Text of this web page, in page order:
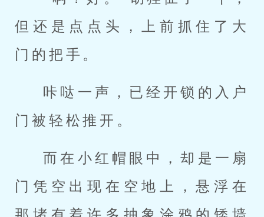
但还是点点头，上前抓住了大
门的把手。
咔哒一声，已经开锁的入户
门被轻松推开。
而在小红帽眼中，却是一扇
门凭空出现在空地上，悬浮在